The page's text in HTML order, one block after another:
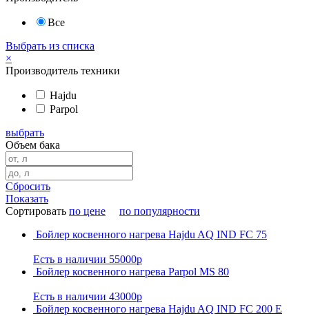
Все
Выбрать из списка
×
Производитель техники
Hajdu
Parpol
выбрать
Объем бака
Сбросить
Показать
Сортировать по цене
по популярности
Бойлер косвенного нагрева Hajdu AQ IND FC 75
Есть в наличии 55000р
Бойлер косвенного нагрева Parpol MS 80
Есть в наличии 43000р
Бойлер косвенного нагрева Hajdu AQ IND FC 200 E